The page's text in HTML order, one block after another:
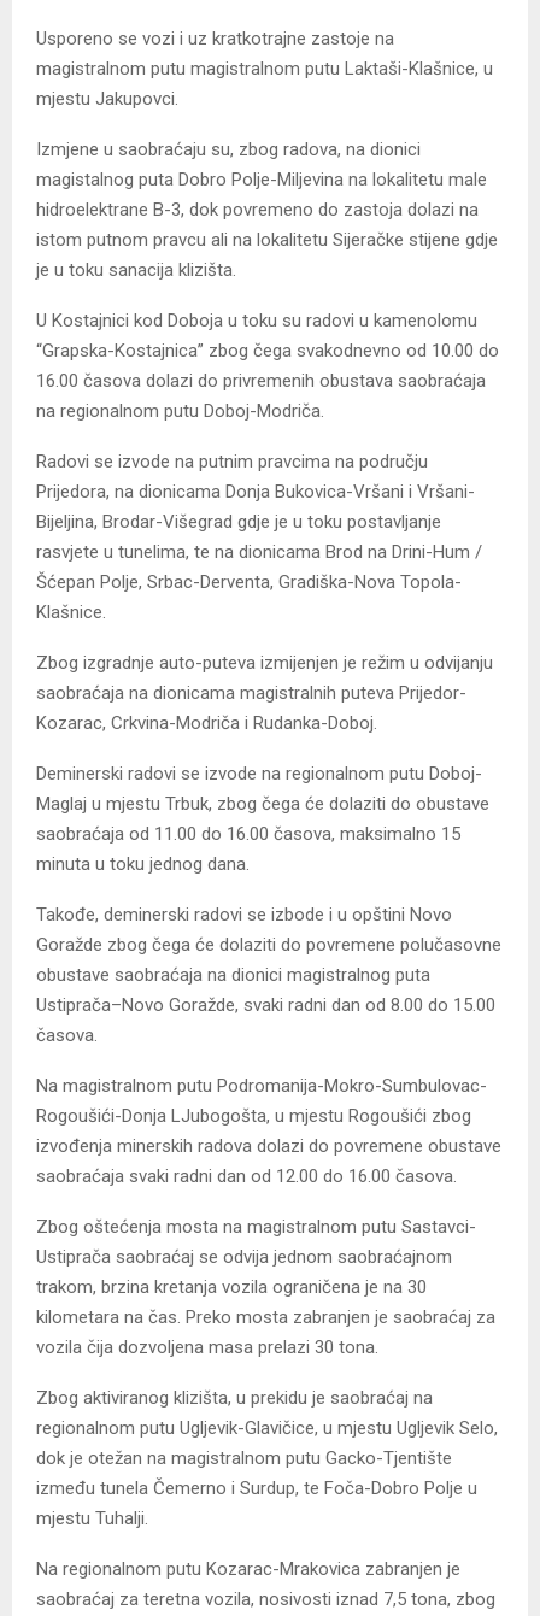
Usporeno se vozi i uz kratkotrajne zastoje na
magistralnom putu magistralnom putu Laktaši-Klašnice, u
mjestu Jakupovci.
Izmjene u saobraćaju su, zbog radova, na dionici
magistalnog puta Dobro Polje-Miljevina na lokalitetu male
hidroelektrane B-3, dok povremeno do zastoja dolazi na
istom putnom pravcu ali na lokalitetu Sijeračke stijene gdje
je u toku sanacija klizišta.
U Kostajnici kod Doboja u toku su radovi u kamenolomu
“Grapska-Kostajnica” zbog čega svakodnevno od 10.00 do
16.00 časova dolazi do privremenih obustava saobraćaja
na regionalnom putu Doboj-Modriča.
Radovi se izvode na putnim pravcima na području
Prijedora, na dionicama Donja Bukovica-Vršani i Vršani-
Bijeljina, Brodar-Višegrad gdje je u toku postavljanje
rasvjete u tunelima, te na dionicama Brod na Drini-Hum /
Šćepan Polje, Srbac-Derventa, Gradiška-Nova Topola-
Klašnice.
Zbog izgradnje auto-puteva izmijenjen je režim u odvijanju
saobraćaja na dionicama magistralnih puteva Prijedor-
Kozarac, Crkvina-Modriča i Rudanka-Doboj.
Deminerski radovi se izvode na regionalnom putu Doboj-
Maglaj u mjestu Trbuk, zbog čega će dolaziti do obustave
saobraćaja od 11.00 do 16.00 časova, maksimalno 15
minuta u toku jednog dana.
Takođe, deminerski radovi se izbode i u opštini Novo
Goražde zbog čega će dolaziti do povremene polučasovne
obustave saobraćaja na dionici magistralnog puta
Ustiprača–Novo Goražde, svaki radni dan od 8.00 do 15.00
časova.
Na magistralnom putu Podromanija-Mokro-Sumbulovac-
Rogoušići-Donja LJubogošta, u mjestu Rogoušići zbog
izvođenja minerskih radova dolazi do povremene obustave
saobraćaja svaki radni dan od 12.00 do 16.00 časova.
Zbog oštećenja mosta na magistralnom putu Sastavci-
Ustiprača saobraćaj se odvija jednom saobraćajnom
trakom, brzina kretanja vozila ograničena je na 30
kilometara na čas. Preko mosta zabranjen je saobraćaj za
vozila čija dozvoljena masa prelazi 30 tona.
Zbog aktiviranog klizišta, u prekidu je saobraćaj na
regionalnom putu Ugljevik-Glavičice, u mjestu Ugljevik Selo,
dok je otežan na magistralnom putu Gacko-Tjentište
između tunela Čemerno i Surdup, te Foča-Dobro Polje u
mjestu Tuhalji.
Na regionalnom putu Kozarac-Mrakovica zabranjen je
saobraćaj za teretna vozila, nosivosti iznad 7,5 tona, zbog